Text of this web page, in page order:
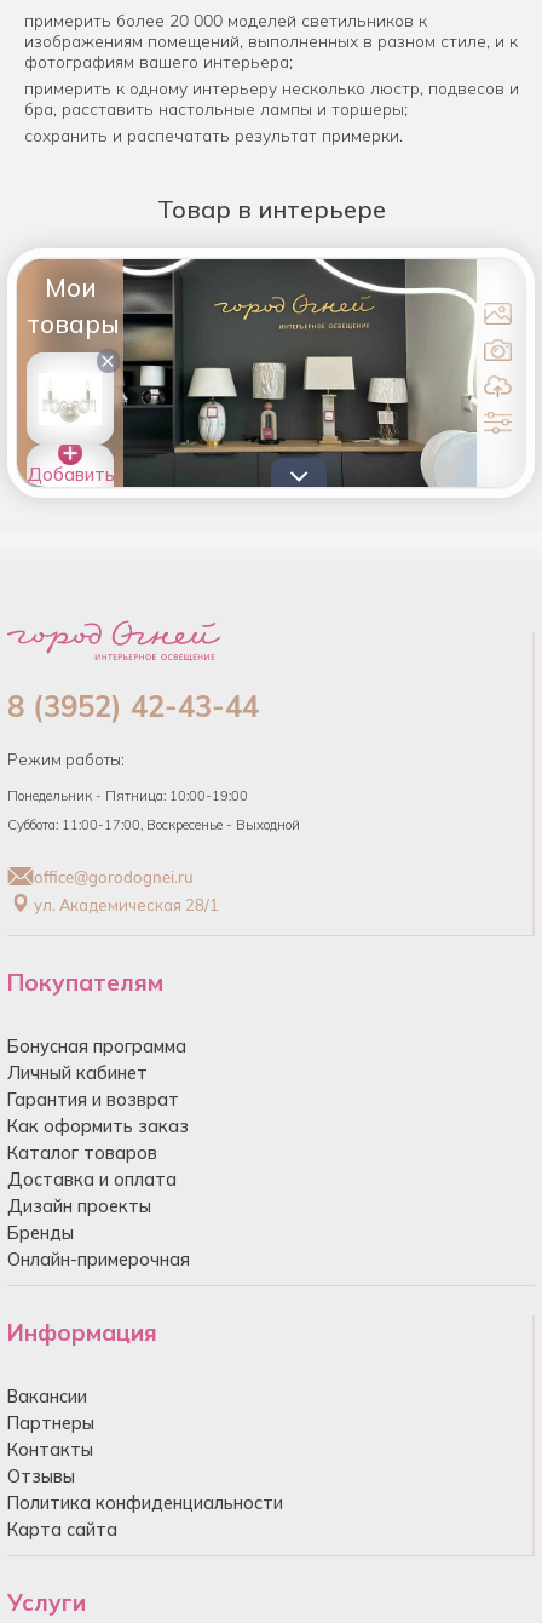
примерить более 20 000 моделей светильников к
изображениям помещений, выполненных в разном стиле, и к
фотографиям вашего интерьера;
примерить к одному интерьеру несколько люстр, подвесов и
бра, расставить настольные лампы и торшеры;
сохранить и распечатать результат примерки.
Товар в интерьере
Мои
товары
×
Добавить
товары в
8 (3952) 42-43-44
Режим работы:
Понедельник - Пятница: 10:00-19:00
Суббота: 11:00-17:00, Воскресенье - Выходной
office@gorodognei.ru
ул. Академическая 28/1
Покупателям
Бонусная программа
Личный кабинет
Гарантия и возврат
Как оформить заказ
Каталог товаров
Доставка и оплата
Дизайн проекты
Бренды
Онлайн-примерочная
Информация
Вакансии
Партнеры
Контакты
Отзывы
Политика конфиденциальности
Карта сайта
Услуги